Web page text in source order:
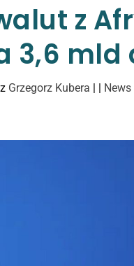
z
3,6
Grzegorz Kubera | | News